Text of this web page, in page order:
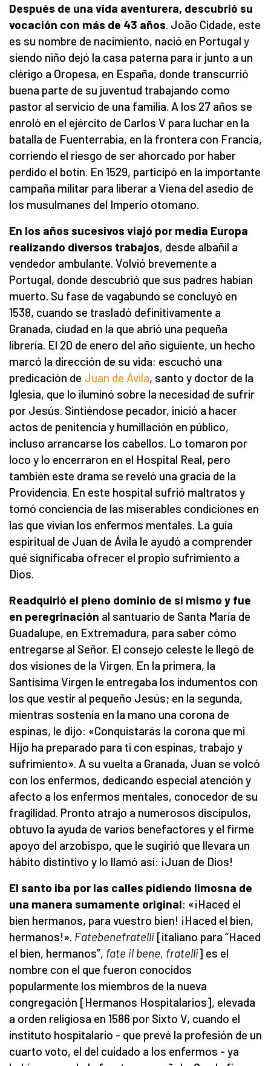
Después de una vida aventurera, descubrió su
vocación con más de 43 años . João Cidade, este
es su nombre de nacimiento, nació en Portugal y
siendo niño dejó la casa paterna para ir junto a un
clérigo a Oropesa, en España, donde transcurrió
buena parte de su juventud trabajando como
pastor al servicio de una familia. A los 27 años se
enroló en el ejército de Carlos V para luchar en la
batalla de Fuenterrabia, en la frontera con Francia,
corriendo el riesgo de ser ahorcado por haber
perdido el botín. En 1529, participó en la importante
campaña militar para liberar a Viena del asedio de
los musulmanes del Imperio otomano.
En los años sucesivos viajó por media Europa
realizando diversos trabajos, desde albañil a
vendedor ambulante. Volvió brevemente a
Portugal, donde descubrió que sus padres habían
muerto. Su fase de vagabundo se concluyó en
1538, cuando se trasladó definitivamente a
Granada, ciudad en la que abrió una pequeña
librería. El 20 de enero del año siguiente, un hecho
marcó la dirección de su vida: escuchó una
predicación de Juan de Ávila, santo y doctor de la
Iglesia, que lo iluminó sobre la necesidad de sufrir
por Jesús. Sintiéndose pecador, inició a hacer
actos de penitencia y humillación en público,
incluso arrancarse los cabellos. Lo tomaron por
loco y lo encerraron en el Hospital Real, pero
también este drama se reveló una gracia de la
Providencia. En este hospital sufrió maltratos y
tomó conciencia de las miserables condiciones en
las que vivían los enfermos mentales. La guía
espiritual de Juan de Ávila le ayudó a comprender
qué significaba ofrecer el propio sufrimiento a
Dios.
Readquirió el pleno dominio de sí mismo y fue
en peregrinación al santuario de Santa María de
Guadalupe, en Extremadura, para saber cómo
entregarse al Señor. El consejo celeste le llegó de
dos visiones de la Virgen. En la primera, la
Santísima Virgen le entregaba los indumentos con
los que vestir al pequeño Jesús; en la segunda,
mientras sostenía en la mano una corona de
espinas, le dijo: «Conquistarás la corona que mi
Hijo ha preparado para ti con espinas, trabajo y
sufrimiento». A su vuelta a Granada, Juan se volcó
con los enfermos, dedicando especial atención y
afecto a los enfermos mentales, conocedor de su
fragilidad. Pronto atrajo a numerosos discípulos,
obtuvo la ayuda de varios benefactores y el firme
apoyo del arzobispo, que le sugirió que llevara un
hábito distintivo y lo llamó así: ¡Juan de Dios!
El santo iba por las calles pidiendo limosna de
una manera sumamente original: «¡Haced el
bien hermanos, para vuestro bien! ¡Haced el bien,
hermanos!». Fatebenefratelli [italiano para “Haced
el bien, hermanos”, fate il bene, fratelli] es el
nombre con el que fueron conocidos
popularmente los miembros de la nueva
congregación [Hermanos Hospitalarios], elevada
a orden religiosa en 1586 por Sixto V, cuando el
instituto hospitalario - que prevé la profesión de un
cuarto voto, el del cuidado a los enfermos - ya